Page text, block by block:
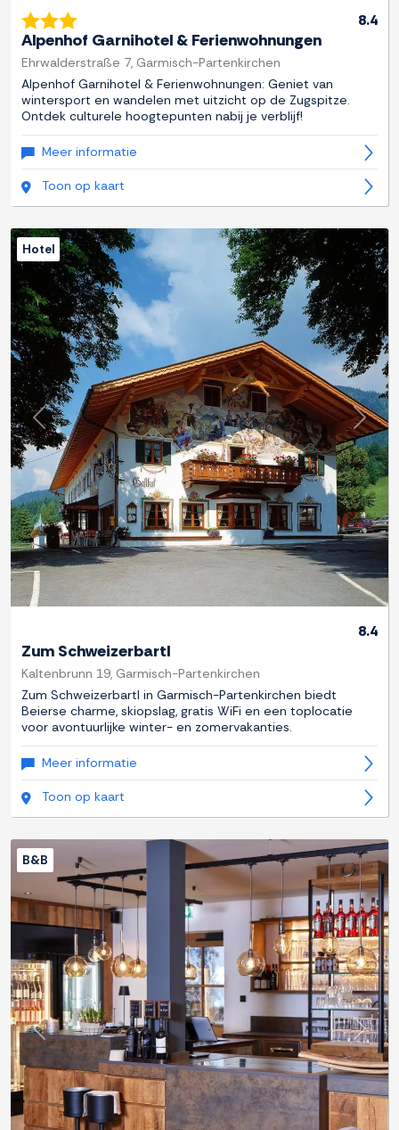
8.4
Alpenhof Garnihotel & Ferienwohnungen
Ehrwalderstraße 7, Garmisch-Partenkirchen
Alpenhof Garnihotel & Ferienwohnungen: Geniet van
wintersport en wandelen met uitzicht op de Zugspitze.
Ontdek culturele hoogtepunten nabij je verblijf!
Meer informatie
Toon op kaart
Previous Next
Hotel
8.4
Zum Schweizerbartl
Kaltenbrunn 19, Garmisch-Partenkirchen
Zum Schweizerbartl in Garmisch-Partenkirchen biedt
Beierse charme, skiopslag, gratis WiFi en een toplocatie
voor avontuurlijke winter- en zomervakanties.
Meer informatie
Toon op kaart
Previous Next
B&B